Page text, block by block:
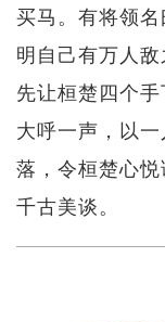
买马。有将领
明自己有万人
先让桓楚四个
大呼一声，以
落，令桓楚心
千古美谈。